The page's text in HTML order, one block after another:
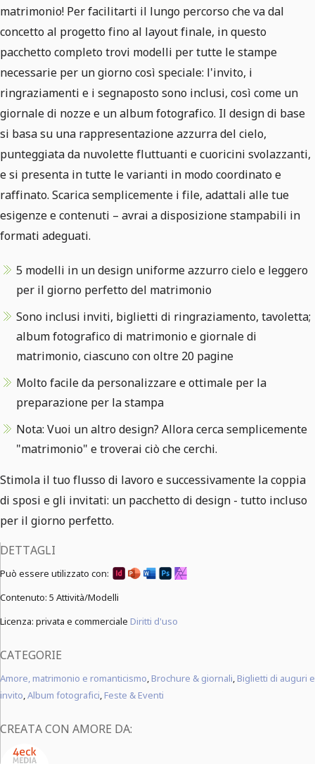
matrimonio! Per facilitarti il lungo percorso che va dal
concetto al progetto fino al layout finale, in questo
pacchetto completo trovi modelli per tutte le stampe
necessarie per un giorno così speciale: l'invito, i
ringraziamenti e i segnaposto sono inclusi, così come un
giornale di nozze e un album fotografico. Il design di base
si basa su una rappresentazione azzurra del cielo,
punteggiata da nuvolette fluttuanti e cuoricini svolazzanti,
e si presenta in tutte le varianti in modo coordinato e
raffinato. Scarica semplicemente i file, adattali alle tue
esigenze e contenuti – avrai a disposizione stampabili in
formati adeguati.
5 modelli in un design uniforme azzurro cielo e leggero
per il giorno perfetto del matrimonio
Sono inclusi inviti, biglietti di ringraziamento, tavoletta;
album fotografico di matrimonio e giornale di
matrimonio, ciascuno con oltre 20 pagine
Molto facile da personalizzare e ottimale per la
preparazione per la stampa
Nota: Vuoi un altro design? Allora cerca semplicemente
"matrimonio" e troverai ciò che cerchi.
Stimola il tuo flusso di lavoro e successivamente la coppia
di sposi e gli invitati: un pacchetto di design - tutto incluso
per il giorno perfetto.
DETTAGLI
Può essere utilizzato con:
Contenuto: 5 Attività/Modelli
Licenza: privata e commerciale Diritti d'uso
CATEGORIE
Amore, matrimonio e romanticismo, Brochure & giornali, Biglietti di auguri e
invito,Album fotografici, Feste & Eventi
CREATA CON AMORE DA: